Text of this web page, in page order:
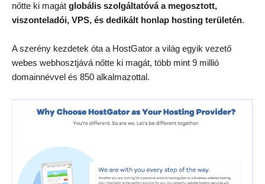
nőtte ki magát globális szolgáltatóvá a megosztott,
viszonteladói, VPS, és dedikált honlap hosting területén.
A szerény kezdetek óta a HostGator a világ egyik vezető
webes webhosztjává nőtte ki magát, több mint 9 millió
domainnévvel és 850 alkalmazottal.